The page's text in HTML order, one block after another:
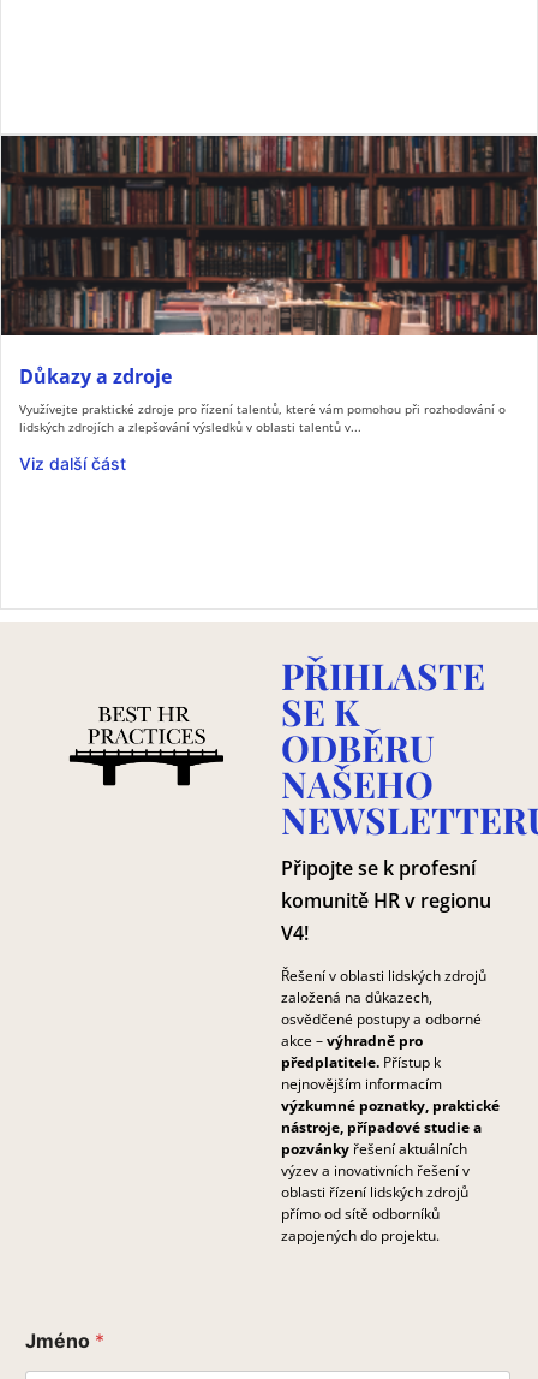
Důkazy a zdroje
Využívejte praktické zdroje pro řízení talentů, které vám pomohou při rozhodování o
lidských zdrojích a zlepšování výsledků v oblasti talentů v...
Viz další část
PŘIHLASTE
SE K
ODBĚRU
NAŠEHO
Připojte se k profesní
komunitě HR v regionu
V4!
Řešení v oblasti lidských zdrojů
založená na důkazech,
osvědčené postupy a odborné
akce –výhradně pro
předplatitele. Přístup k
nejnovějším informacím
výzkumné poznatky, praktické
nástroje, případové studie a
pozvánky řešení aktuálních
výzev a inovativních řešení v
oblasti řízení lidských zdrojů
přímo od sítě odborníků
zapojených do projektu.
Jméno *